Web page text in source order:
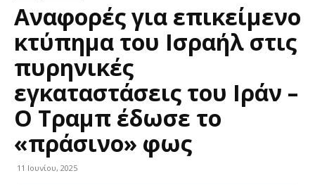
Αναφορές για επικείμενο
κτύπημα του Ισραήλ στις
πυρηνικές
εγκαταστάσεις του Ιράν –
Ο Τραμπ έδωσε το
«πράσινο» φως
11 Ιουνίου, 2025